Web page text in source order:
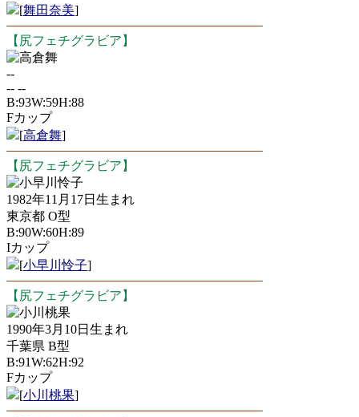
[舞田奈美]
【尻フェチグラビア】
高倉舞
--
-- --
B:93W:59H:88
Fカップ
[高倉舞]
【尻フェチグラビア】
小早川怜子
1982年11月17日生まれ
東京都 O型
B:90W:60H:89
Iカップ
[小早川怜子]
【尻フェチグラビア】
小川桃果
1990年3月10日生まれ
千葉県 B型
B:91W:62H:92
Fカップ
[小川桃果]